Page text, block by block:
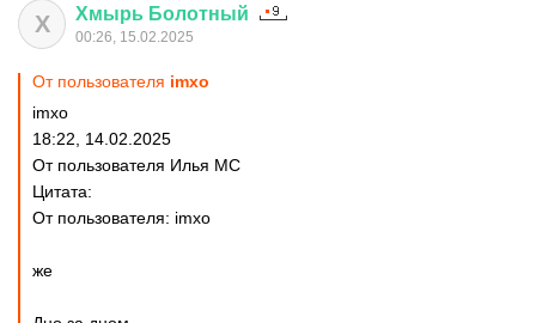
Х Хмырь Болотный
00:26, 15.02.2025
От пользователя imxo
imxo
18:22, 14.02.2025
От пользователя Илья MC
Цитата:
От пользователя: imxo
же